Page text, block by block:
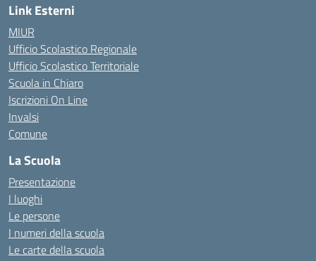
Link Esterni
MIUR
Ufficio Scolastico Regionale
Ufficio Scolastico Territoriale
Scuola in Chiaro
Iscrizioni On Line
Invalsi
Comune
La Scuola
Presentazione
I luoghi
Le persone
I numeri della scuola
Le carte della scuola